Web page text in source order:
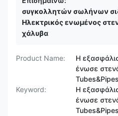
συγκολλητών σωλήνων
Ηλεκτρικός ενωμένος
χάλυβα
Product Name:
Η
ένωσε
Keyword:
Η
ένωσε